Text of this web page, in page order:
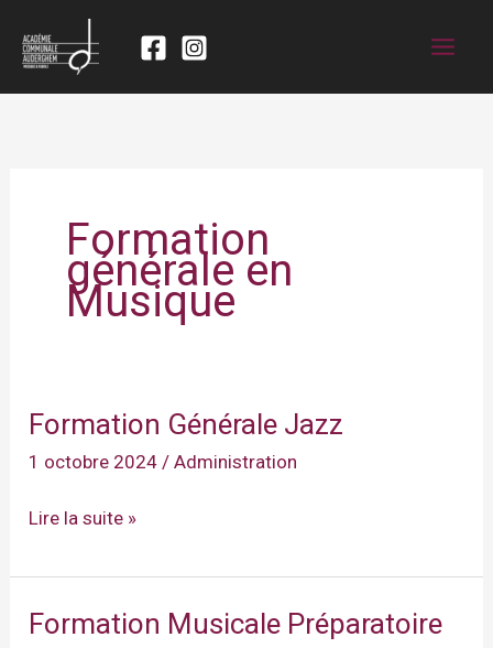
Formation
générale en
Musique
Formation Générale Jazz
1 octobre 2024 /Administration
Formation
Jazz
Lire la suite »
Formation Musicale Préparatoire